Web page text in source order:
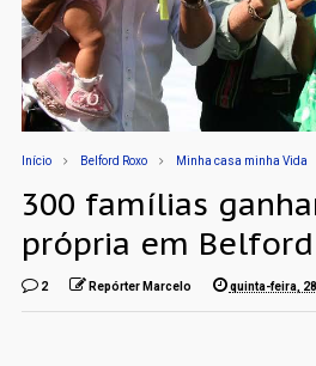
Início Belford Roxo Minha casa minha Vida
300 famílias
própria em Belford
2 Repórter Marcelo quinta-feira,